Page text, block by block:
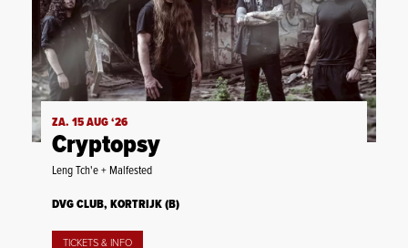
ZA. 15 AUG ‘26
Cryptopsy
Leng Tch'e + Malfested
DVG CLUB, KORTRIJK (B)
TICKETS & INFO